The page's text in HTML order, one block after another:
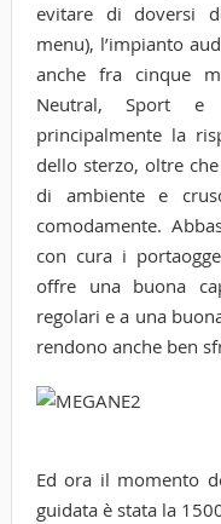
evitare di doversi
menu), l’impianto
anche fra cinque
Neutral, Sport e
principalmente la
dello sterzo, oltre
di ambiente e
comodamente.
con cura i
offre una buona
regolari e a una
rendono anche ben
Ed ora il momento
guidata è stata la